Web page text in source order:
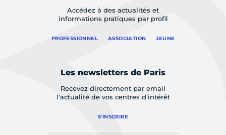
Accédez à des actualités et
informations pratiques par profil
PROFESSIONNEL ASSOCIATION JEUNE
Les newsletters de Paris
Recevez directement par email
l'actualité de vos centres d'intérêt
S'INSCRIRE